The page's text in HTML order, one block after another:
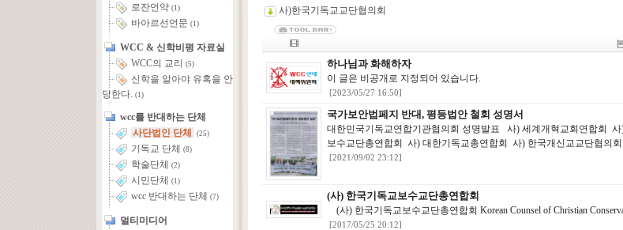
로잔언약 (1)
바아르선언문 (1)
WCC & 신학비평 자료실
WCC의 교리
(5)
신학을 알아야 유혹을 안
당한다. (1)
wcc를 반대하는 단체
사단법인 단체
(25)
기독교 단체 (8)
학술단체 (2)
시민단체 (1)
wcc 반대하는 단체 (7)
멀티미디어
사)한국기독교교단협의회
하나님과 화해하자
이 글은 비공개로 지정되어 있습니다.
[2023/05/27 16:50]
국가보안법페지 반대, 평등법안 철회 성명서
대한민국기독교연합기관협의회 성명발표 사) 세계개혁교회연합회
보수교단총연합회 사) 대한기독교총연합회 사) 한국개신교교단협의
[2021/09/02 23:12]
(사) 한국기독교보수교단총연합회
(사) 한국기독교보수교단총연합회 Korean Counsel of Christian
[2017/05/25 20:12]